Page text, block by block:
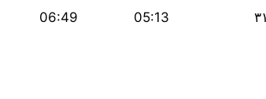
٣١ 05:13
06:49